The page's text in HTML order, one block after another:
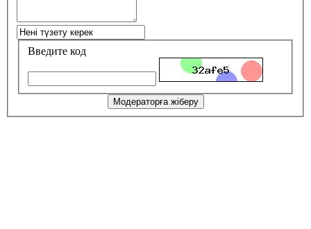
Введите код
Модераторға жіберу